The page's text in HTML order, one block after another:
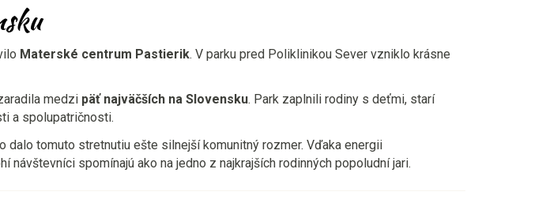
Materské centrum Pastierik. V parku pred Poliklinikou Sever vzniklo krásne
medzi päť najväčších na Slovensku. Park zaplnili rodiny s deťmi, starí
a spolupatričnosti.
dalo tomuto stretnutiu ešte silnejší komunitný rozmer. Vďaka energii
spomínajú ako na jedno z najkrajších rodinných popoludní jari.